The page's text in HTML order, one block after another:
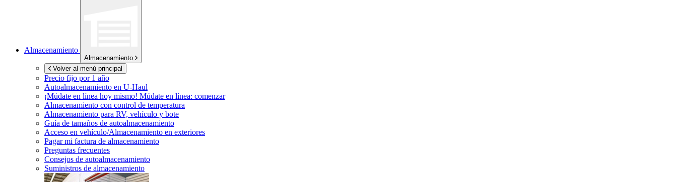
Almacenamiento
Almacenamiento
Volver al menú principal
Precio fijo por 1 año
Autoalmacenamiento en U-Haul
¡Múdate en línea hoy mismo! Múdate en línea: comenzar
Almacenamiento con control de temperatura
Almacenamiento para RV, vehículo y bote
Guía de tamaños de autoalmacenamiento
Acceso en vehículo/Almacenamiento en exteriores
Pagar mi factura de almacenamiento
Preguntas frecuentes
Consejos de autoalmacenamiento
Suministros de almacenamiento